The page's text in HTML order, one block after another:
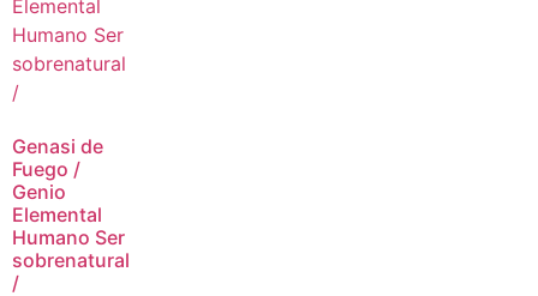
Genasi de
Fuego /
Genio
Elemental
Humano Ser
sobrenatural
/